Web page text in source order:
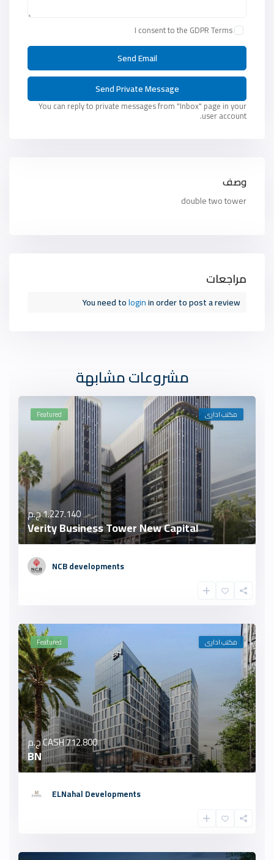
وصف
double two tower
I consent to the GDPR Terms
You can reply to private messages from "Inbox" page in your
user account.
مراجعات
You need tologinin order to post a review
مشروعات مشابهة
Featured مكتب ادارى
1.227.140 ج.م
Verity Business Tower New Capital
NCB developments
Featured مكتب ادارى
CASH712.800 ج.م
BN
ELNahal Developments